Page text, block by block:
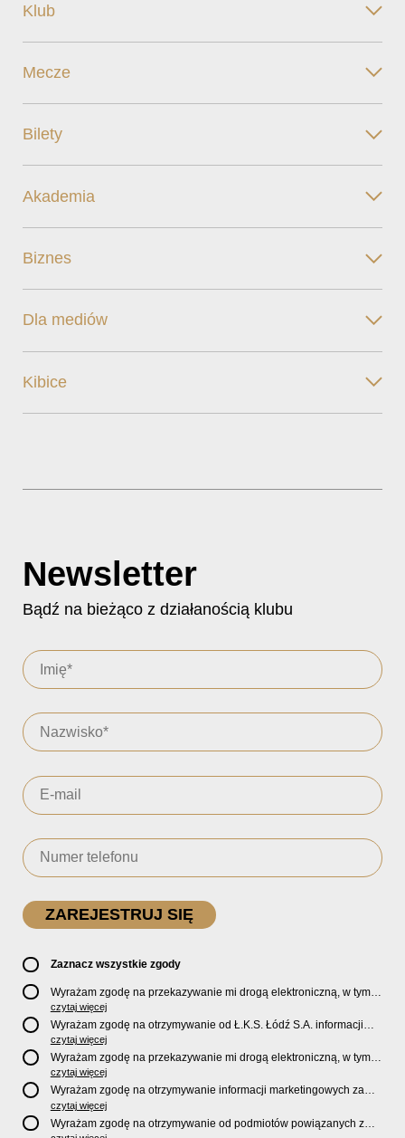
Klub
Mecze
Bilety
Akademia
Biznes
Dla mediów
Kibice
Newsletter
Bądź na bieżąco z działanością klubu
Zaznacz wszystkie zgody
Wyrażam zgodę na przekazywanie mi drogą elektroniczną, w tym
pocztą e-mail, oficjalnego newslettera oraz informacji o zniżkach,
promocjach, nowościach, biletach, karnetach, ofercie sklepu U2
Store oraz serwisu bilety.lkslodz.pl i innych produktach oraz
usługach oferowanych przez Ł.K.S. Łódź S.A.
czytaj więcej
Wyrażam zgodę na otrzymywanie od Ł.K.S. Łódź S.A. informacji
marketingowych dotyczących działalności spółki, ofert, wydarzeń i
produktów za pośrednictwem wiadomości SMS oraz połączeń
telefonicznych.
czytaj więcej
Wyrażam zgodę na przekazywanie mi drogą elektroniczną, w tym
pocztą e-mail, informacji handlowych i marketingowych o
produktach, usługach i działalnościSponsorów i PartnerówŁ.K.S.
Łódź S.A.
czytaj więcej
Wyrażam zgodę na otrzymywanie informacji marketingowych za
pośrednictwem wiadomości SMS oraz połączeń telefonicznych
odSponsorów i PartnerówŁ.K.S. Łódź S.A.
czytaj więcej
Wyrażam zgodę na otrzymywanie od podmiotów powiązanych z